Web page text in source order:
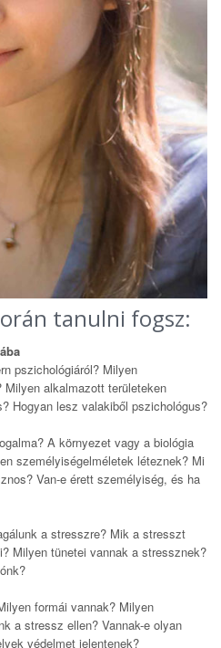
tanulni fogsz:
pszichológiáról? Milyen
alkalmazott területeken
Hogyan lesz valakiből pszichológus?
A környezet vagy a biológia
személyiségelméletek léteznek? Mi
Van-e érett személyiség, és ha
a stresszre? Mik a stresszt
Milyen tünetei vannak a stressznek?
formái vannak? Milyen
a stressz ellen? Vannak-e olyan
védelmet jelentenek?